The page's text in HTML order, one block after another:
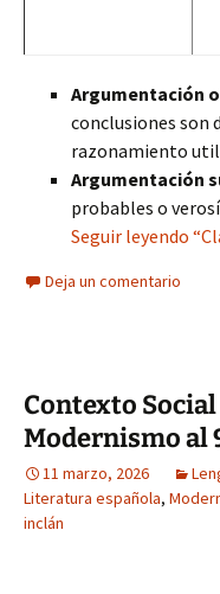
Argumentación
conclusiones son
razonamiento
Argumentación
probables o
Seguir leyendo
Deja un comentario
Contexto
Modernismo al
11 marzo, 2026
Literatura española,
inclán